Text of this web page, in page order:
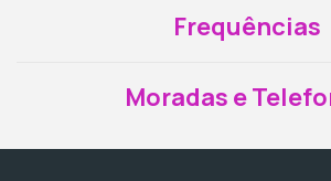
Frequências
Moradas e